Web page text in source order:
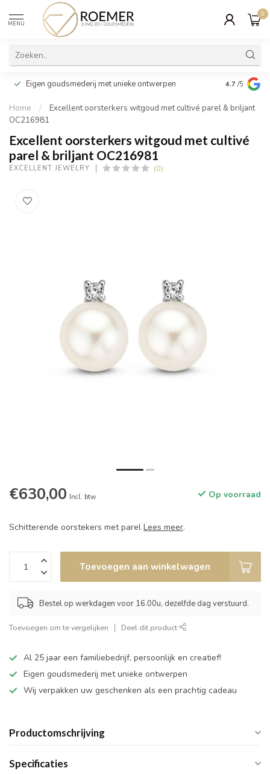
MENU
0
Eigen goudsmederij met unieke ontwerpen Wij
cadeau
4.7 /5
Home /
Excellent oorsterkers witgoud met cultivé parel & briljant
OC216981
Excellent oorsterkers witgoud met cultivé
parel & briljant OC216981
EXCELLENT JEWELRY (0)
€630,00 Incl. btw Op voorraad
Schitterende oorstekers met parel Lees meer.
Toevoegen aan winkelwagen
Bestel op werkdagen voor 16.00u, dezelfde dag verstuurd.
Toevoegen om te vergelijken Deel dit product
Al 25 jaar een familiebedrijf, persoonlijk en creatief!
Eigen goudsmederij met unieke ontwerpen
Wij verpakken uw geschenken als een prachtig cadeau
Productomschrijving
Specificaties